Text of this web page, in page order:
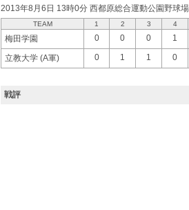
2013年8月6日 13時0分 西都原総合運動公園野球場
TEAM 1 2 3 4
梅田学園 0 0 0 1
立教大学 (A軍) 0 1 1 0
戦評